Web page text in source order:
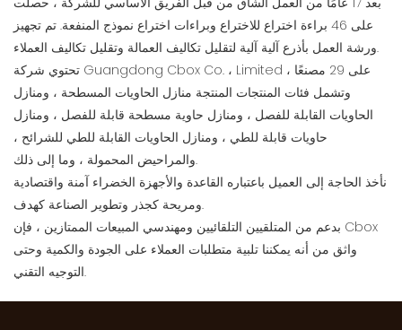
على 46 براءة اختراع للاختراع وبراءات اختراع نموذج المنفعة. تم تجهيز
ورشة العمل بأذرع آلية آلية لتقليل تكاليف العمالة وتقليل تكاليف العملاء.
تحتوي شركة Guangdong Cbox Co. ، Limited على 29 مصنعًا ،
وتشمل فئات المنتجات المنتجة منازل الحاويات المسطحة ، ومنازل
الحاويات القابلة للفصل ، ومنازل حاوية مسطحة قابلة للفصل ، ومنازل
حاويات قابلة للطي ، ومنازل الحاويات القابلة للطي للشرائح ،
والمراحيض المحمولة ، وما إلى ذلك.
نأخذ الحاجة إلى العميل باعتباره القاعدة والأجهزة الخضراء آمنة واقتصادية
ومريحة كجذر وتطوير الصناعة كهدف.
بدعم من المتلقيين التلقائيين ومهندسي المبيعات الممتازين ، فإن Cbox
واثق من أنه يمكننا تلبية متطلبات العملاء على الجودة والكمية وحتى
التوجيه التقني.